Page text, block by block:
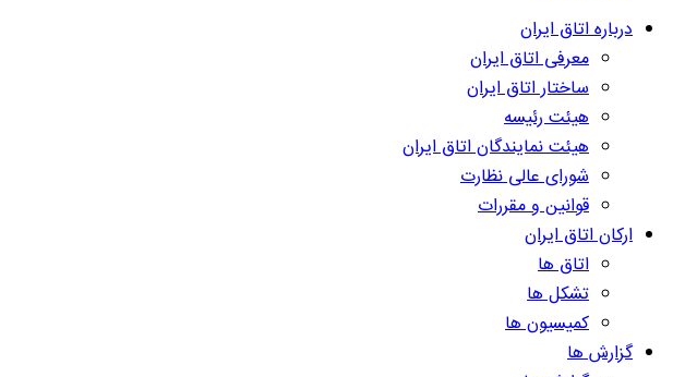
درباره اتاق ایران
معرفی اتاق ایران
ساختار اتاق ایران
هیئت رئیسه
هیئت نمایندگان اتاق ایران
شورای عالی نظارت
قوانین و مقررات
ارکان اتاق ایران
اتاق ها
تشکل ها
کمیسیون ها
گزارش ها